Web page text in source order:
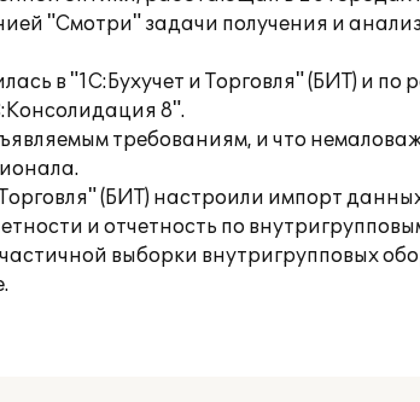
"Смотри" задачи получения и
в "1С:Бухучет и Торговля" (БИТ) и по
8".
требованиям, и что
(БИТ) настроили импорт
и отчетность по
выборки внутригрупповых